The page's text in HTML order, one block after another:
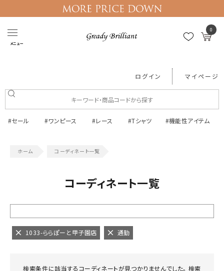
メニュー
0
ログイン マイページ
#セール #ワンピース #レース #Tシャツ #機能性アイテム
コーディネート一覧
コーディネート一覧
1033-ららぽーと甲子園店 通勤
検索条件に該当するコーディネートが見つかりませんでした。 検索